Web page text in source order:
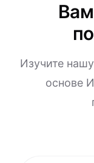
Изучите
основе